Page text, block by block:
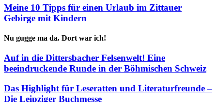
Meine 10 Tipps für einen Urlaub im Zittauer
Gebirge mit Kindern
Nu gugge ma da. Dort war ich!
Auf in die Dittersbacher Felsenwelt! Eine
beeindruckende Runde in der Böhmischen Schweiz
Das Highlight für Leseratten und Literaturfreunde –
Die Leipziger Buchmesse